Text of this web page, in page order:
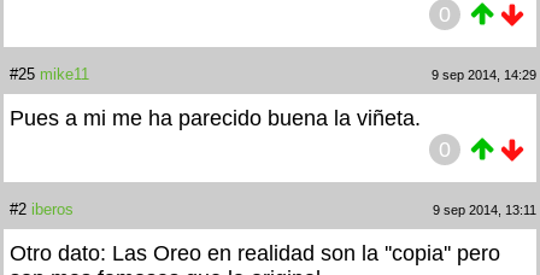
0
#25 mike11 9 sep 2014, 14:29
Pues a mi me ha parecido buena la viñeta.
0
#2 iberos 9 sep 2014, 13:11
Otro dato: Las Oreo en realidad son la ''copia'' pero